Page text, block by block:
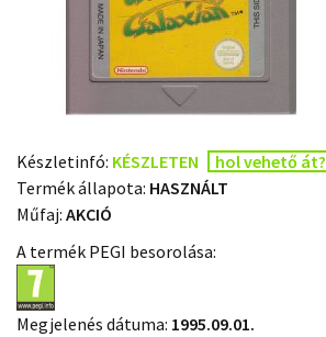
Készletinfó: KÉSZLETEN
hol vehető át?
Termék állapota: HASZNÁLT
Műfaj: AKCIÓ
A termék PEGI besorolása:
Megjelenés dátuma: 1995.09.01.